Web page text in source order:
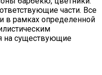
части. Все
в рамках определенной
на существующие